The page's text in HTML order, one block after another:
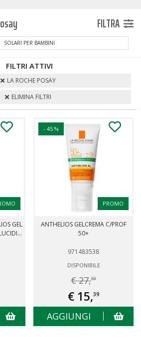
FILTRA
SOLARI PER BAMBINI
FILTRI ATTIVI
LA ROCHE POSAY
ELIMINA FILTRI
GEL
- 45 %
PROMO
ANTHELIOS GELCREMA C/PROF
50+
971483538
DISPONIBILE
€ 27,99
€ 15,39
AGGIUNGI